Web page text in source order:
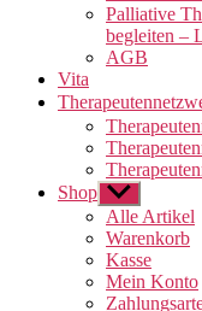
Palliative
begleiten –
AGB
Vita
Shop Untermenü
anzeigen
Alle Artikel
Warenkorb
Kasse
Mein Konto